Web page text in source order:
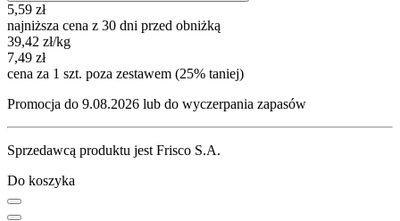
5,59 zł
najniższa cena z 30 dni przed obniżką
39,42 zł/kg
7,49 zł
cena za 1 szt. poza zestawem (25% taniej)
Promocja do 9.08.2026 lub do wyczerpania zapasów
Sprzedawcą produktu jest Frisco S.A.
Do koszyka